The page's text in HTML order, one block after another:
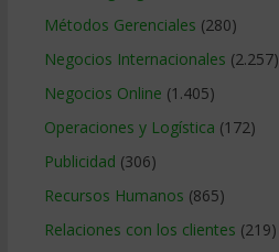
Métodos Gerenciales (280)
Negocios Internacionales (2.257)
Negocios Online (1.405)
Operaciones y Logística (172)
Publicidad (306)
Recursos Humanos (865)
Relaciones con los clientes (219)